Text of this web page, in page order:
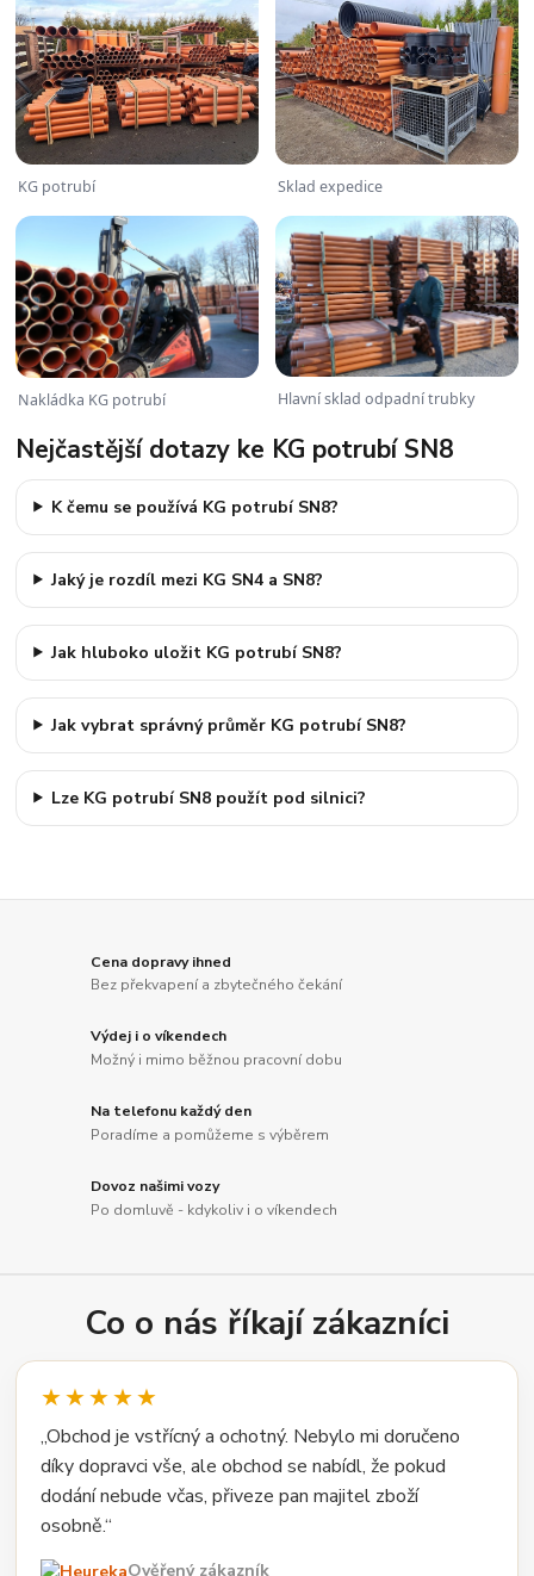
KG potrubí Sklad expedice
Nakládka KG potrubí Hlavní sklad odpadní trubky
Nejčastější dotazy ke KG potrubí SN8
K čemu se používá KG potrubí SN8?
Jaký je rozdíl mezi KG SN4 a SN8?
Jak hluboko uložit KG potrubí SN8?
Jak vybrat správný průměr KG potrubí SN8?
Lze KG potrubí SN8 použít pod silnici?
Cena dopravy ihned
Bez překvapení a zbytečného čekání
Výdej i o víkendech
Možný i mimo běžnou pracovní dobu
Na telefonu každý den
Poradíme a pomůžeme s výběrem
Dovoz našimi vozy
Po domluvě - kdykoliv i o víkendech
Co o nás říkají zákazníci
★★★★★
„Obchod je vstřícný a ochotný. Nebylo mi doručeno
díky dopravci vše, ale obchod se nabídl, že pokud
dodání nebude včas, přiveze pan majitel zboží
osobně.“
Ověřený zákazník